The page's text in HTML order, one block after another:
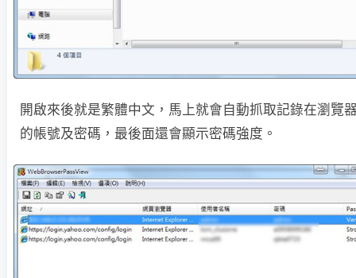
開啟來後就是繁體中文，馬上就會自動抓取記錄在瀏覽
的帳號及密碼，最後面還會顯示密碼強度。